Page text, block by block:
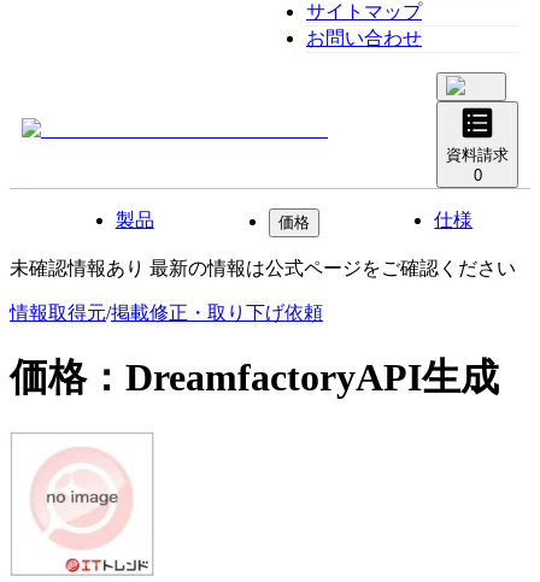
サイトマップ
お問い合わせ
資料請求
0
製品 価格 仕様
未確認情報あり 最新の情報は公式ページをご確認ください
情報取得元/掲載修正・取り下げ依頼
価格： DreamfactoryAPI生成